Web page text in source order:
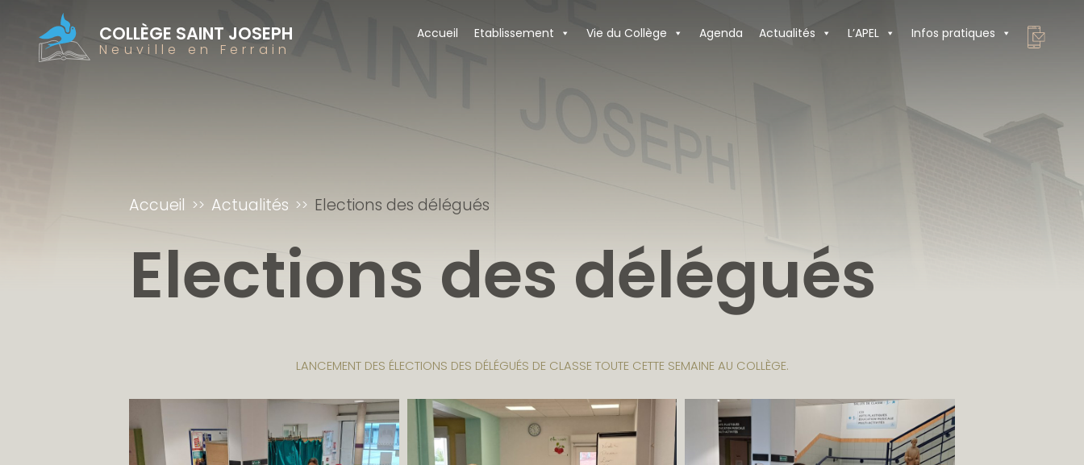
COLLÈGE SAINT JOSEPH
Neuville en Ferrain
Accueil Etablissement Vie du Collège Agenda Actualités L’APEL Infos pratiques
Accueil Actualités Elections des délégués
Elections des délégués
LANCEMENT DES ÉLECTIONS DES DÉLÉGUÉS DE CLASSE TOUTE CETTE SEMAINE AU COLLÈGE.